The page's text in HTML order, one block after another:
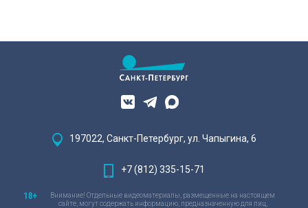
197022, Санкт-Петербург, ул. Чапыгина, 6
+7 (812) 335-15-71
Внимание! Отдельные видеоматериалы, размещенные на настоящем
сайте, могут содержать информацию, предназначенную для лиц,